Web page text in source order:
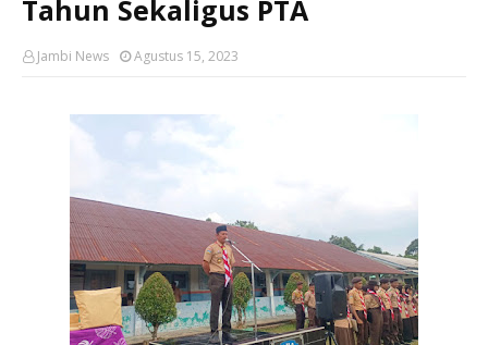
Tahun Sekaligus PTA
Jambi News Agustus 15, 2023